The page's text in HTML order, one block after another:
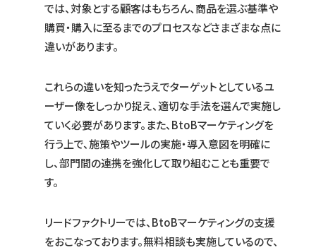
では、対象とする顧客はもちろん、商品を選ぶ基準や
購買・購入に至るまでのプロセスなどさまざまな点に
違いがあります。
これらの違いを知ったうえでターゲットとしているユ
ーザー像をしっかり捉え、適切な手法を選んで実施し
ていく必要があります。また、BtoBマーケティングを
行う上で、施策やツールの実施・導入意図を明確に
し、部門間の連携を強化して取り組むことも重要で
す。
リードファクトリーでは、BtoBマーケティングの支援
をおこなっております。無料相談も実施しているので、